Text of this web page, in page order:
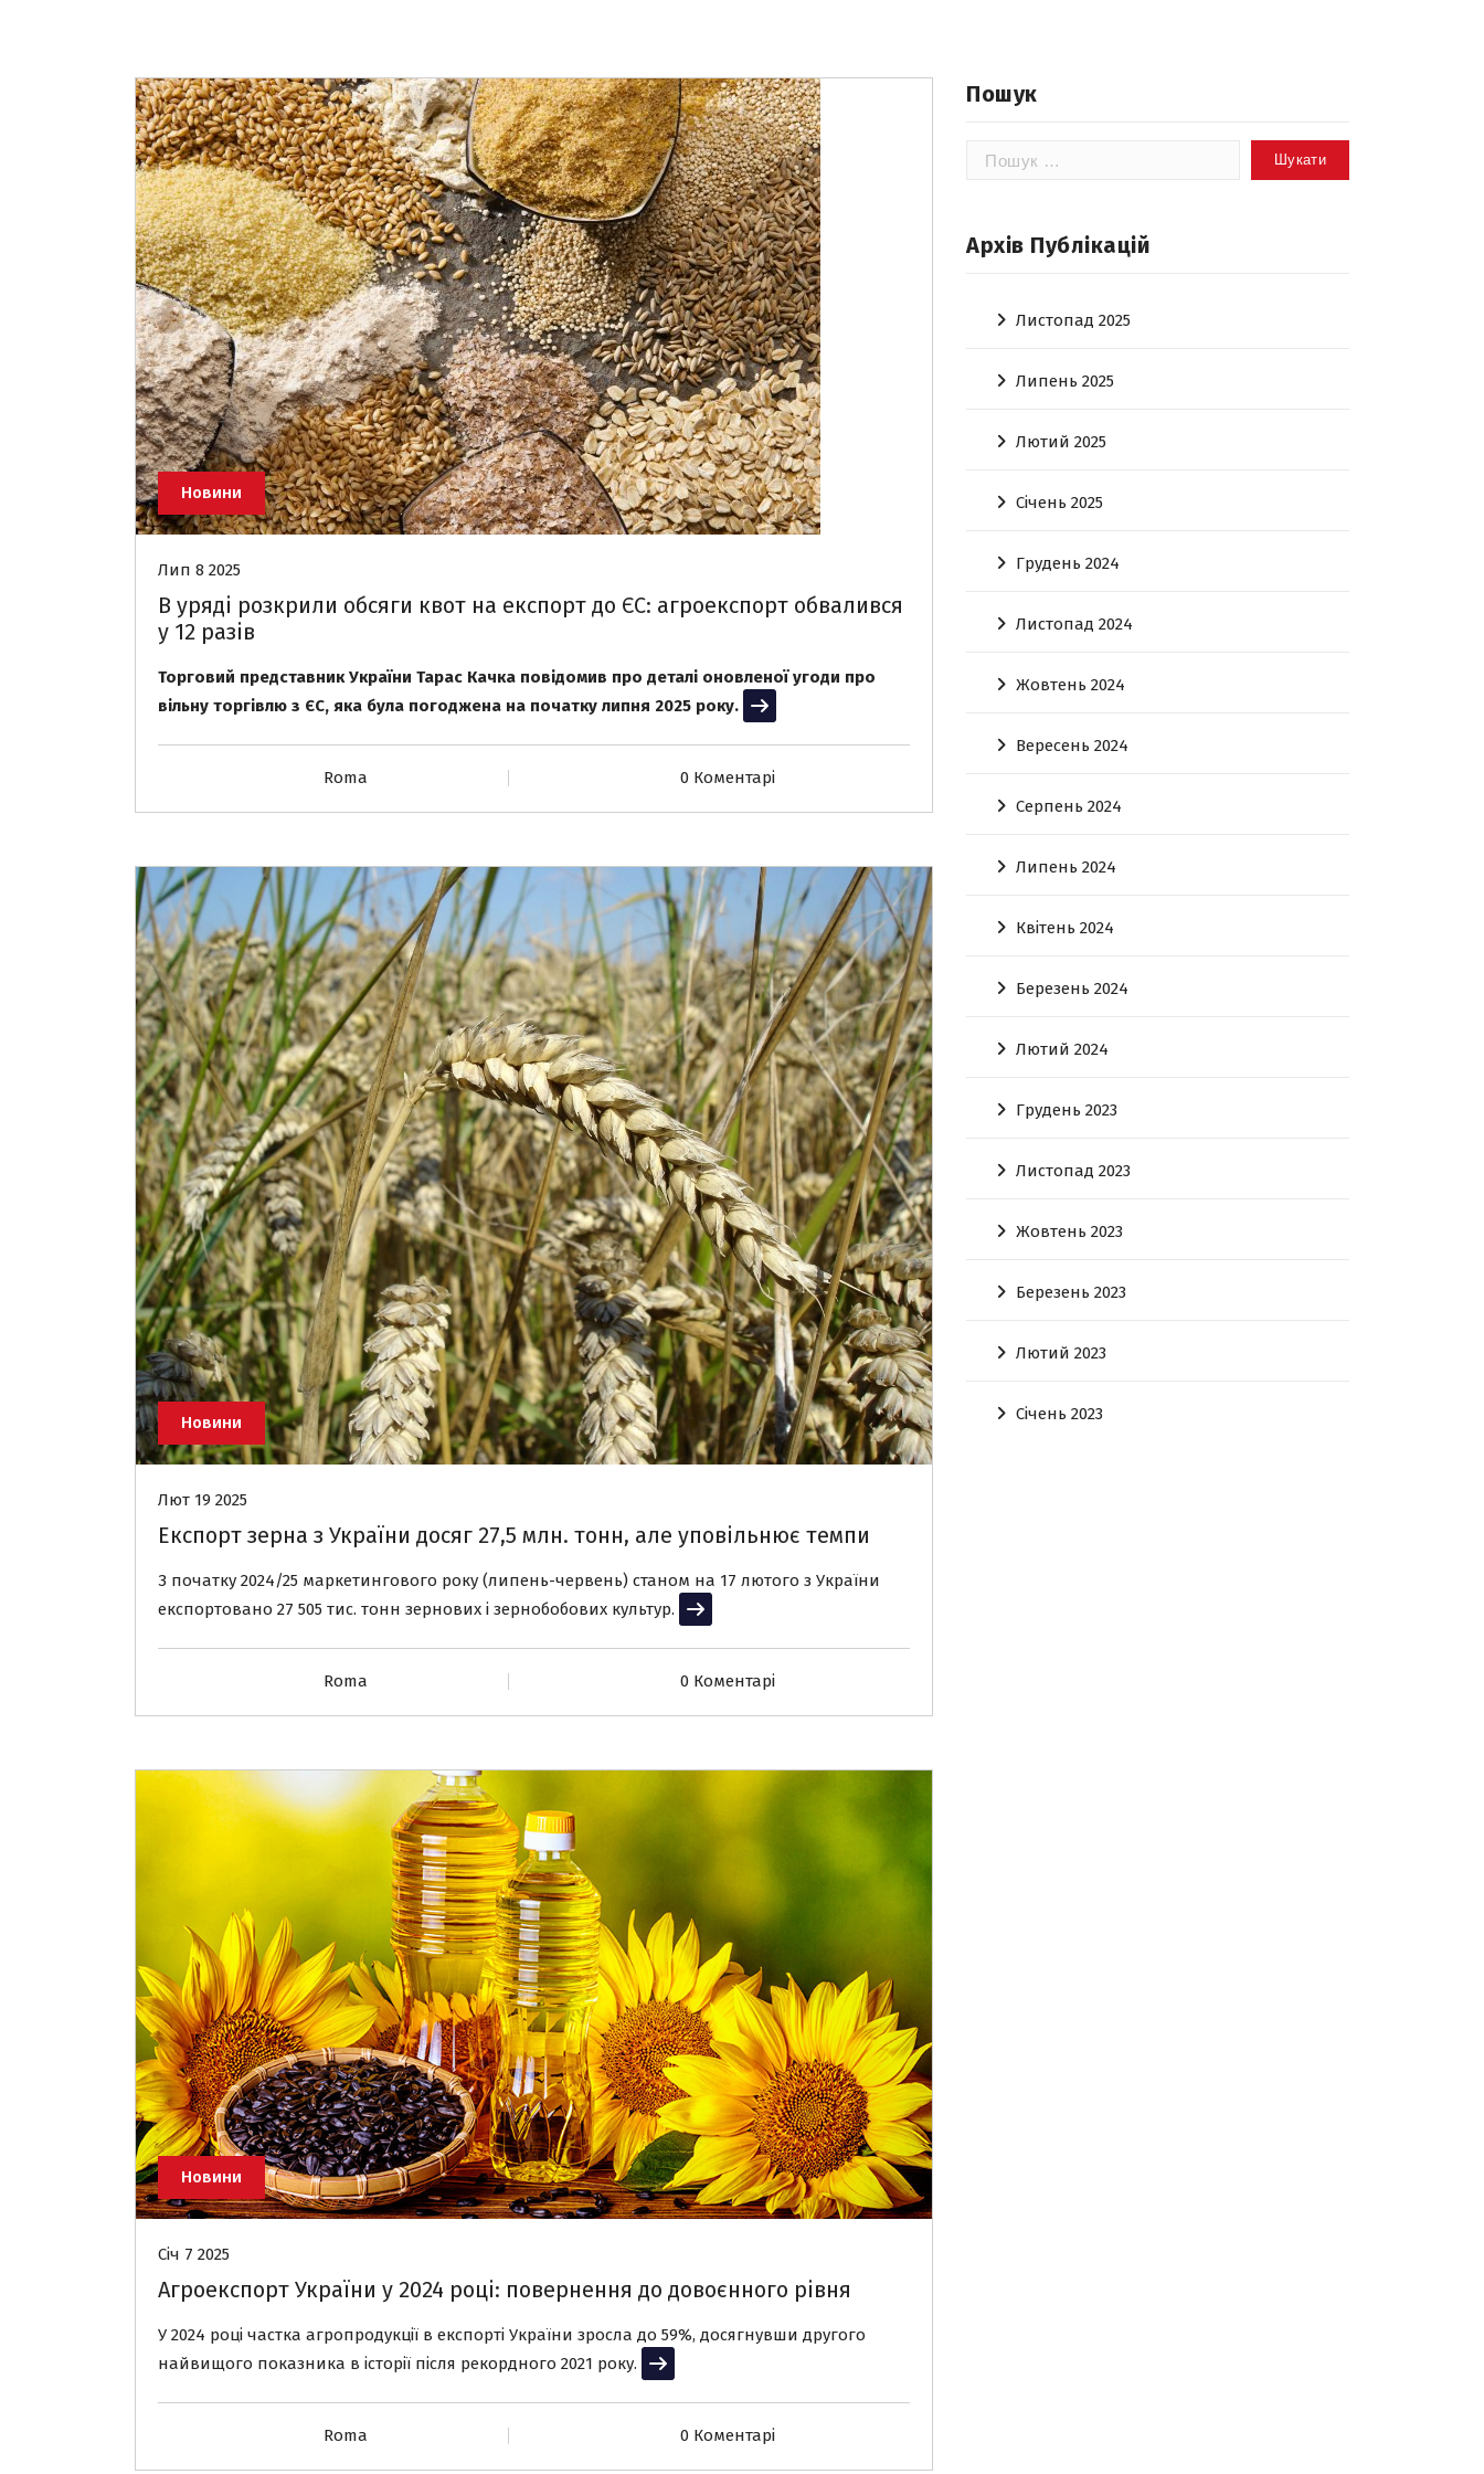
Новини
Лип 8 2025
В уряді розкрили обсяги квот на експорт до ЄС: агроекспорт обвалився
у 12 разів
Торговий представник України Тарас Качка повідомив про деталі оновленої угоди про
вільну торгівлю з ЄС, яка була погоджена на початку липня 2025 року.
Читати далі
Roma 0 Коментарі
Новини
Лют 19 2025
Експорт зерна з України досяг 27,5 млн. тонн, але уповільнює темпи
З початку 2024/25 маркетингового року (липень-червень) станом на 17 лютого з України
експортовано 27 505 тис. тонн зернових і зернобобових культур.
Читати далі
Roma 0 Коментарі
Новини
Січ 7 2025
Агроекспорт України у 2024 році: повернення до довоєнного рівня
У 2024 році частка агропродукції в експорті України зросла до 59%, досягнувши другого
найвищого показника в історії після рекордного 2021 року.
Читати далі
Roma 0 Коментарі
Пошук
Пошук:
Архів Публікацій
Листопад 2025
Липень 2025
Лютий 2025
Січень 2025
Грудень 2024
Листопад 2024
Жовтень 2024
Вересень 2024
Серпень 2024
Липень 2024
Квітень 2024
Березень 2024
Лютий 2024
Грудень 2023
Листопад 2023
Жовтень 2023
Березень 2023
Лютий 2023
Січень 2023